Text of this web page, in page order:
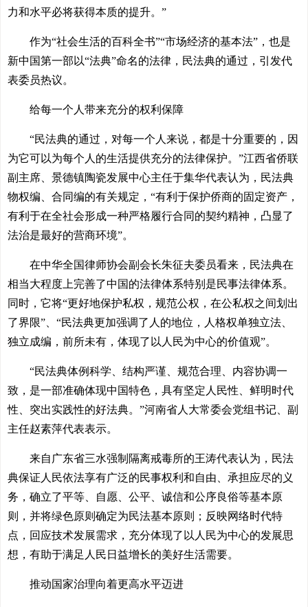
力和水平必将获得本质的提升。”
作为“社会生活的百科全书”“市场经济的基本法”，也是
新中国第一部以“法典”命名的法律，民法典的通过，引发代
表委员热议。
给每一个人带来充分的权利保障
“民法典的通过，对每一个人来说，都是十分重要的，因
为它可以为每个人的生活提供充分的法律保护。”江西省侨联
副主席、景德镇陶瓷发展中心主任于集华代表认为，民法典
物权编、合同编的有关规定，“有利于保护侨商的固定资产，
有利于在全社会形成一种严格履行合同的契约精神，凸显了
法治是最好的营商环境”。
在中华全国律师协会副会长朱征夫委员看来，民法典在
相当大程度上完善了中国的法律体系特别是民事法律体系。
同时，它将“更好地保护私权，规范公权，在公私权之间划出
了界限”、“民法典更加强调了人的地位，人格权单独立法、
独立成编，前所未有，体现了以人民为中心的价值观”。
“民法典体例科学、结构严谨、规范合理、内容协调一
致，是一部准确体现中国特色，具有坚定人民性、鲜明时代
性、突出实践性的好法典。”河南省人大常委会党组书记、副
主任赵素萍代表表示。
来自广东省三水强制隔离戒毒所的王涛代表认为，民法
典保证人民依法享有广泛的民事权利和自由、承担应尽的义
务，确立了平等、自愿、公平、诚信和公序良俗等基本原
则，并将绿色原则确定为民法基本原则；反映网络时代特
点，回应技术发展需求，充分体现了以人民为中心的发展思
想，有助于满足人民日益增长的美好生活需要。
推动国家治理向着更高水平迈进